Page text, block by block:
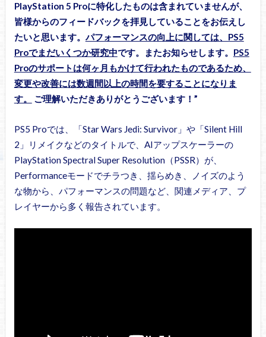
PlayStation 5 Proに特化したものは含まれていませんが、
皆様からのフィードバックを拝見していることをお伝えし
たいと思います。パフォーマンスの向上に関しては、PS5
Proでまだいくつか研究中です。またお知らせします。 PS5
Proのサポートは何ヶ月もかけて行われたものであるため、
変更や改善には数週間以上の時間を要することになりま
す。
ご理解いただきありがとうございます！”
PS5 Proでは、「Star Wars Jedi: Survivor」や「Silent Hill
2」リメイクなどのタイトルで、AIアップスケーラーの
PlayStation Spectral Super Resolution（PSSR）が、
Performanceモードでチラつき、揺らめき、ノイズのよう
な物から、パフォーマンスの問題など、関連メディア、プ
レイヤーから多く報告されています。